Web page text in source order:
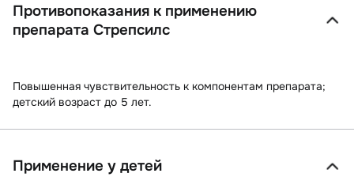
Противопоказания к применению
препарата Стрепсилс
Повышенная чувствительность к компонентам препарата;
детский возраст до 5 лет.
Применение у детей